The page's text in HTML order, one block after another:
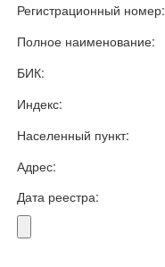
Регистрационный номер:
Полное наименование:
БИК:
Индекс:
Населенный пункт:
Адрес:
Дата реестра: